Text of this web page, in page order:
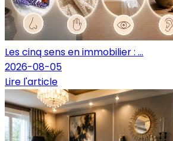
Les cinq sens en immobilier : ...
2026-08-05
Lire l'article